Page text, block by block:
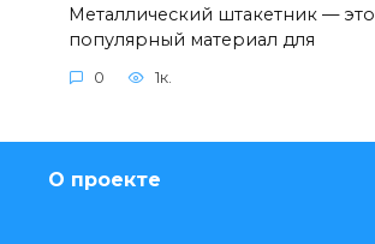
Металлический штакетник — это
популярный материал для
0 1к.
О проекте